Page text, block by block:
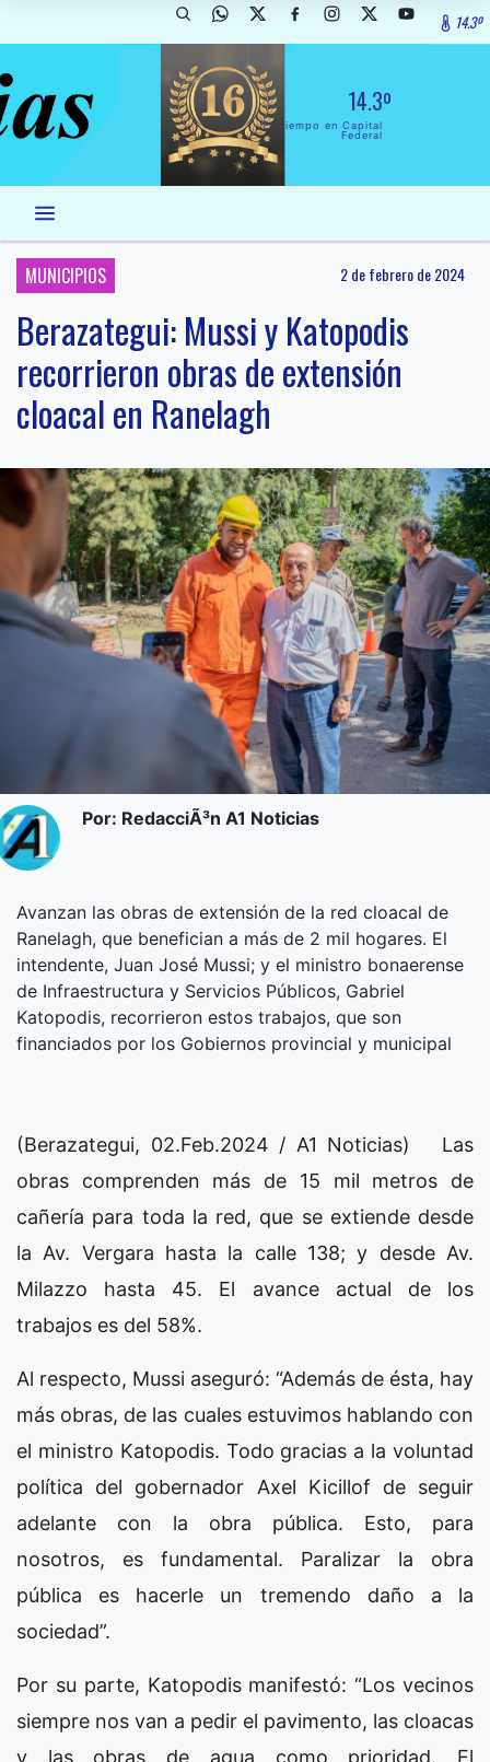
14.3º
14.3º
El Tiempo en Capital
Federal
MUNICIPIOS 2 de febrero de 2024
Berazategui: Mussi y Katopodis
recorrieron obras de extensión
cloacal en Ranelagh
Por: RedacciÃ³n A1 Noticias
Avanzan las obras de extensión de la red cloacal de
Ranelagh, que benefician a más de 2 mil hogares. El
intendente, Juan José Mussi; y el ministro bonaerense
de Infraestructura y Servicios Públicos, Gabriel
Katopodis, recorrieron estos trabajos, que son
financiados por los Gobiernos provincial y municipal
(Berazategui, 02.Feb.2024 / A1 Noticias) Las
obras comprenden más de 15 mil metros de
cañería para toda la red, que se extiende desde
la Av. Vergara hasta la calle 138; y desde Av.
Milazzo hasta 45. El avance actual de los
trabajos es del 58%.
Al respecto, Mussi aseguró: “Además de ésta, hay
más obras, de las cuales estuvimos hablando con
el ministro Katopodis. Todo gracias a la voluntad
política del gobernador Axel Kicillof de seguir
adelante con la obra pública. Esto, para
nosotros, es fundamental. Paralizar la obra
pública es hacerle un tremendo daño a la
sociedad”.
Por su parte, Katopodis manifestó: “Los vecinos
siempre nos van a pedir el pavimento, las cloacas
y las obras de agua como prioridad. El